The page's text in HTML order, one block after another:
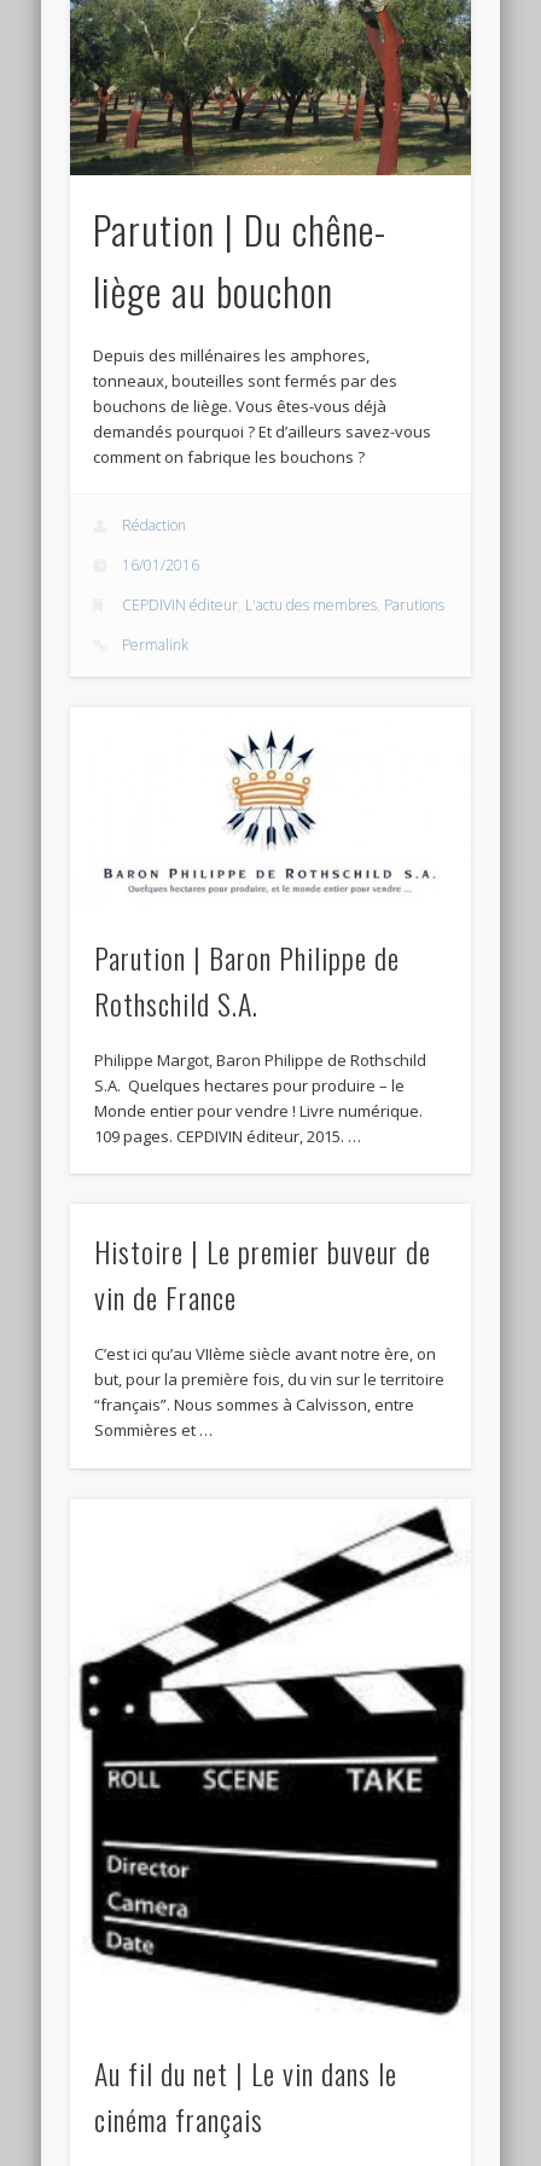
Connexion
Flux des publications
Flux des commentaires
Site de WordPress-FR
Parution | Du chêne-
liège au bouchon
Depuis des millénaires les amphores,
tonneaux, bouteilles sont fermés par des
bouchons de liège. Vous êtes-vous déjà
demandés pourquoi ? Et d’ailleurs savez-vous
comment on fabrique les bouchons ?
Rédaction
16/01/2016
CEPDIVIN éditeur, L'actu des membres, Parutions
Permalink
Parution | Baron Philippe de
Rothschild S.A.
Philippe Margot, Baron Philippe de Rothschild
S.A. Quelques hectares pour produire – le
Monde entier pour vendre ! Livre numérique.
109 pages. CEPDIVIN éditeur, 2015. …
Histoire | Le premier buveur de
vin de France
C’est ici qu’au VIIème siècle avant notre ère, on
but, pour la première fois, du vin sur le territoire
“français”. Nous sommes à Calvisson, entre
Sommières et …
Au fil du net | Le vin dans le
cinéma français